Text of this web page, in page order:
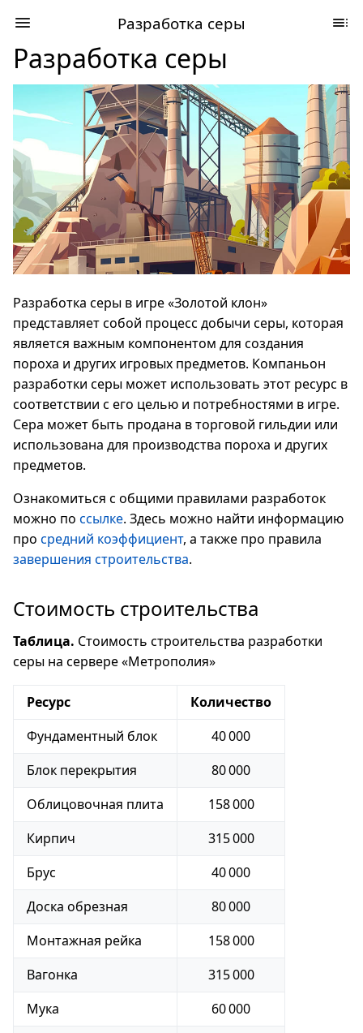
Разработка серы
Разработка серы
Разработка серы в игре «Золотой клон»
представляет собой процесс добычи серы, которая
является важным компонентом для создания
пороха и других игровых предметов. Компаньон
разработки серы может использовать этот ресурс в
соответствии с его целью и потребностями в игре.
Сера может быть продана в торговой гильдии или
использована для производства пороха и других
предметов.
Ознакомиться с общими правилами разработок
можно по ссылке. Здесь можно найти информацию
про средний коэффициент, а также про правила
завершения строительства.
Стоимость строительства
Таблица. Стоимость строительства разработки
серы на сервере «Метрополия»
Ресурс
Количество
Фундаментный блок
40 000
Блок перекрытия
80 000
Облицовочная плита
158 000
Кирпич
315 000
Брус
40 000
Доска обрезная
80 000
Монтажная рейка
158 000
Вагонка
315 000
Мука
60 000